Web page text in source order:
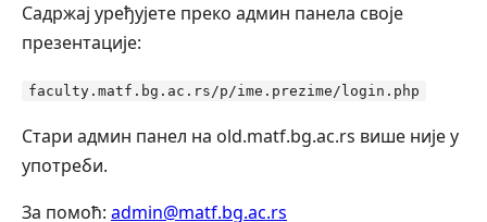
Садржај уређујете преко админ панела своје
презентације:
faculty.matf.bg.ac.rs/p/ime.prezime/login.php
Стари админ панел на old.matf.bg.ac.rs више није у
употреби.
За помоћ: admin@matf.bg.ac.rs